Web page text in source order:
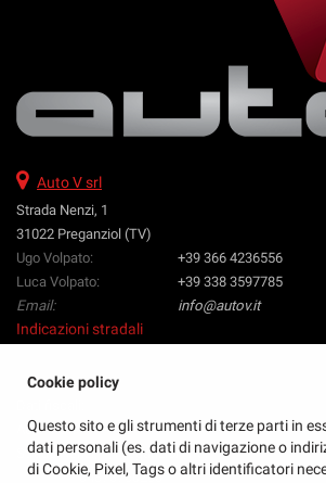
Auto V srl
Strada Nenzi, 1
31022 Preganziol (TV)
Ugo Volpato:
+39 366 4236556
Luca Volpato:
+39 338 3597785
Email:
info@autov.it
Indicazioni stradali
Auto V Srl
Strada Nenzi, 1, Preganziol (TV)
C.F/P.IVA:04873760260
Cookie policy
Questo sito e gli strumenti di terze parti in
dati personali (es. dati di navigazione o
di Cookie, Pixel, Tags o altri identificatori